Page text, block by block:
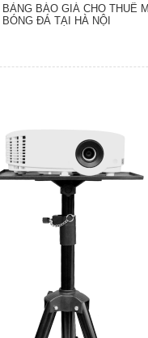
BẢNG BÁO GIÁ CHO THUÊ
BÓNG ĐÁ TẠI HÀ NỘI